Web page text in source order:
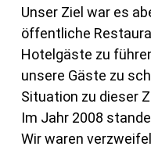
Unser Ziel war es
öffentliche
Hotelgäste zu
unsere Gäste zu
Situation zu dieser
Im Jahr 2008
Wir waren